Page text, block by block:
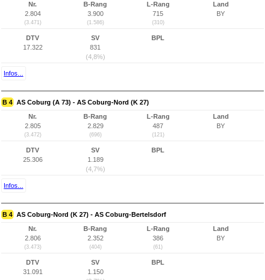
Nr.
2.804
(3.471)
B-Rang
3.900
(1.586)
L-Rang
715
(310)
Land
BY
DTV
17.322
SV
831
(4,8%)
BPL
Infos...
B 4 AS Coburg (A 73) - AS Coburg-Nord (K 27)
Nr.
2.805
(3.472)
B-Rang
2.829
(696)
L-Rang
487
(121)
Land
BY
DTV
25.306
SV
1.189
(4,7%)
BPL
Infos...
B 4 AS Coburg-Nord (K 27) - AS Coburg-Bertelsdorf
Nr.
2.806
(3.473)
B-Rang
2.352
(404)
L-Rang
386
(61)
Land
BY
DTV
31.091
SV
1.150
BPL